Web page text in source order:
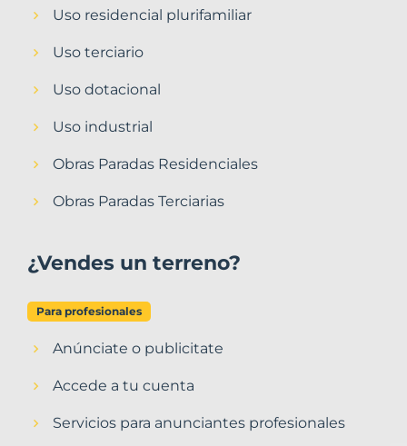
Uso residencial plurifamiliar
Uso terciario
Uso dotacional
Uso industrial
Obras Paradas Residenciales
Obras Paradas Terciarias
¿Vendes un terreno?
Para profesionales
Anúnciate o publicitate
Accede a tu cuenta
Servicios para anunciantes profesionales